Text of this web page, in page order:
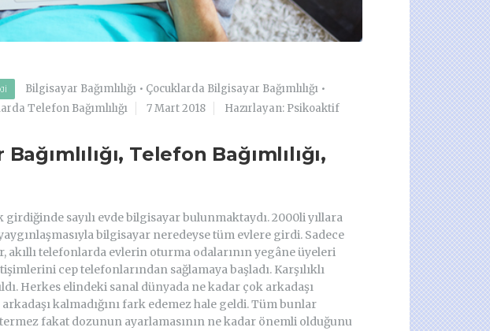
Bilgisayar Bağımlılığı • Çocuklarda Bilgisayar Bağımlılığı •
Telefon Bağımlılığı 7 Mart 2018
Hazırlayan: Psikoaktif
Telefon Bağımlılığı,
girdiğinde sayılı evde bilgisayar bulunmaktaydı. 2000li yıllara
bilgisayar neredeyse tüm evlere girdi. Sadece
telefonlarda evlerin oturma odalarının yegâne üyeleri
cep telefonlarından sağlamaya başladı. Karşılıklı
Herkes elindeki sanal dünyada ne kadar çok arkadaşı
kalmadığını fark edemez hale geldi. Tüm bunlar
fakat dozunun ayarlamasının ne kadar önemli olduğunu